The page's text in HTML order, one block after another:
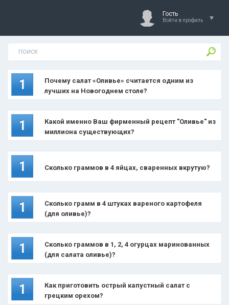
Гость
Войти в профиль
1
Почему салат «Оливье» считается одним из
лучших на Новогоднем столе?
1
Какой именно Ваш фирменный рецепт "Оливье" из
миллиона существующих?
1 Сколько граммов в 4 яйцах, сваренных вкрутую?
1
Сколько грамм в 4 штуках вареного картофеля
(для оливье)?
1
Сколько граммов в 1, 2, 4 огурцах маринованных
(для салата оливье)?
1
Как приготовить острый капустный салат с
грецким орехом?